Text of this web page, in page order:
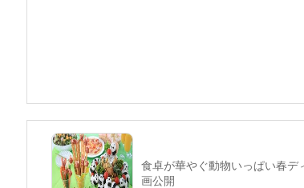
k
食卓が華やぐ動物いっぱい春デ
画公開